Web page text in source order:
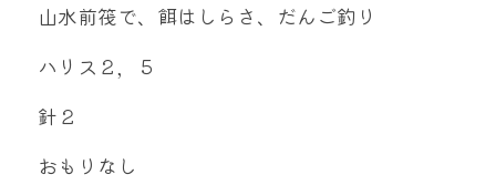
お問い合わせ
山水前筏で、餌はしらさ、だんご釣り
ハリス２，５
針２
おもりなし